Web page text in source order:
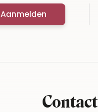
Aanmelden
Contact